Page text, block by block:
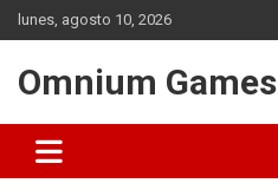
Saltar
al
lunes, agosto 10, 2026
Omnium Games